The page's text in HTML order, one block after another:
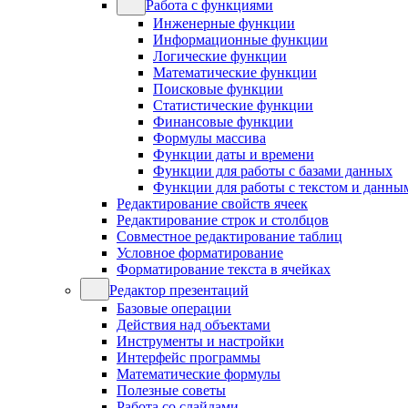
Работа с функциями
Инженерные функции
Информационные функции
Логические функции
Математические функции
Поисковые функции
Статистические функции
Финансовые функции
Формулы массива
Функции даты и времени
Функции для работы с базами данных
Функции для работы с текстом и
Редактирование свойств ячеек
Редактирование строк и столбцов
Совместное редактирование таблиц
Условное форматирование
Форматирование текста в ячейках
Редактор презентаций
Базовые операции
Действия над объектами
Инструменты и настройки
Интерфейс программы
Математические формулы
Полезные советы